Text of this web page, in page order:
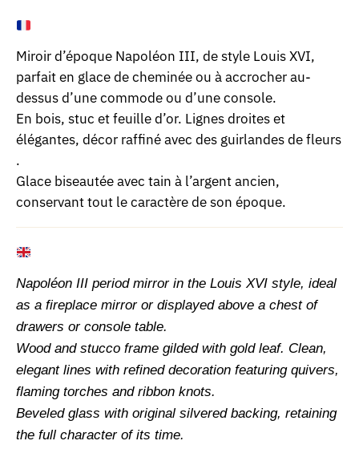
Miroir d’époque Napoléon III, de style Louis XVI,
parfait en glace de cheminée ou à accrocher au-
dessus d’une commode ou d’une console.
En bois, stuc et feuille d’or. Lignes droites et
élégantes, décor raffiné avec des guirlandes de fleurs
.
Glace biseautée avec tain à l’argent ancien,
conservant tout le caractère de son époque.
Napoléon III period mirror in the Louis XVI style, ideal
as a fireplace mirror or displayed above a chest of
drawers or console table.
Wood and stucco frame gilded with gold leaf. Clean,
elegant lines with refined decoration featuring quivers,
flaming torches and ribbon knots.
Beveled glass with original silvered backing, retaining
the full character of its time.